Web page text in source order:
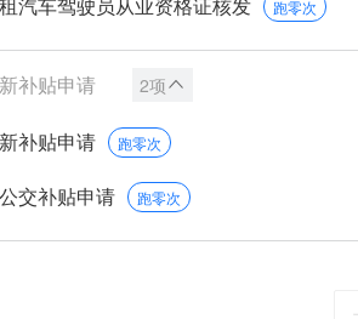
跑零次
补贴申请 2项
补贴申请 跑零次
交补贴申请 跑零次